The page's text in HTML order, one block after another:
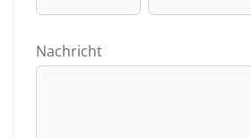
Nachricht